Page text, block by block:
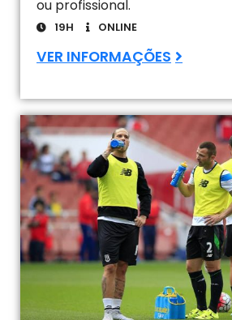
ou profissional.
19H ONLINE
VER INFORMAÇÕES